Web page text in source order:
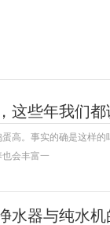
这些年我们都
高。事实的确是这样
会丰富一
水器与纯水机